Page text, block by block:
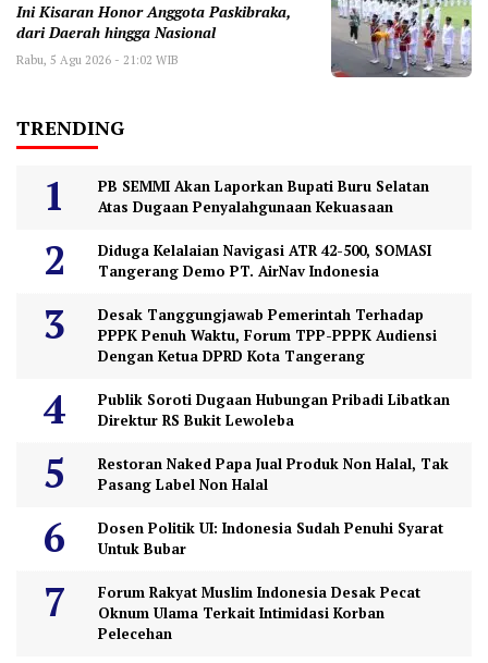
Ini Kisaran Honor Anggota Paskibraka,
dari Daerah hingga Nasional
Rabu, 5 Agu 2026 - 21:02 WIB
TRENDING
PB SEMMI Akan Laporkan Bupati Buru Selatan
Atas Dugaan Penyalahgunaan Kekuasaan
Diduga Kelalaian Navigasi ATR 42-500, SOMASI
Tangerang Demo PT. AirNav Indonesia
Desak Tanggungjawab Pemerintah Terhadap
PPPK Penuh Waktu, Forum TPP-PPPK Audiensi
Dengan Ketua DPRD Kota Tangerang
Publik Soroti Dugaan Hubungan Pribadi Libatkan
Direktur RS Bukit Lewoleba
Restoran Naked Papa Jual Produk Non Halal, Tak
Pasang Label Non Halal
Dosen Politik UI: Indonesia Sudah Penuhi Syarat
Untuk Bubar
Forum Rakyat Muslim Indonesia Desak Pecat
Oknum Ulama Terkait Intimidasi Korban
Pelecehan